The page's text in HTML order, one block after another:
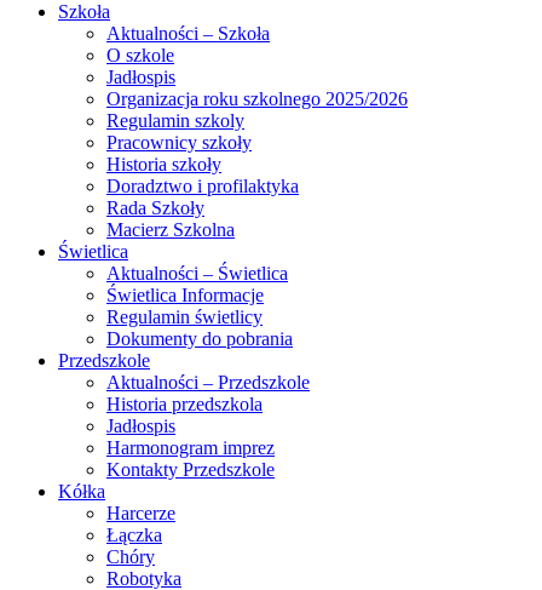
Szkoła
Aktualności – Szkoła
O szkole
Jadłospis
Organizacja roku szkolnego 2025/2026
Regulamin szkoly
Pracownicy szkoły
Historia szkoły
Doradztwo i profilaktyka
Rada Szkoły
Macierz Szkolna
Świetlica
Aktualności – Świetlica
Świetlica Informacje
Regulamin świetlicy
Dokumenty do pobrania
Przedszkole
Aktualności – Przedszkole
Historia przedszkola
Jadłospis
Harmonogram imprez
Kontakty Przedszkole
Kółka
Harcerze
Łączka
Chóry
Robotyka